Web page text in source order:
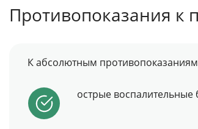
Противопоказания к
К абсолютным противопоказаниям
острые воспалительные